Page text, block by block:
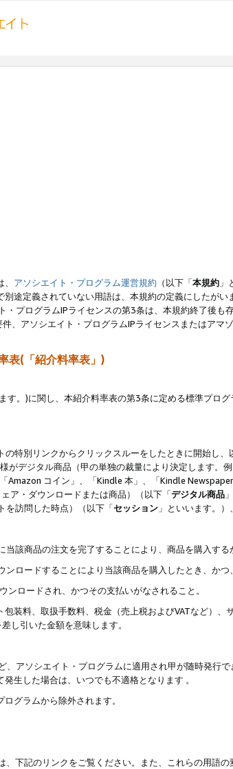
アソシエイト・プログラム運営規約 （以下「本規約 」
途定義されていない用語は、本規約の定義にしたがい
プログラムIPライセンスの第3条は、本規約終了後も
、アソシエイト・プログラムIPライセンスまたはアマ
表(「紹介料率表」)
す。)に関し、本紹介料率表の第3条に定める標準プログ
特別リンクからクリックスルーをしたときに開始し、
がデジタル商品（甲の単独の裁量により決定します。
Amazon コイン」、「Kindle 本」、「Kindle
ア・ダウンロードまたは商品）（以下「デジタル商品
を訪問した時点）（以下「セッション 」といいます。）、
該商品の注文を完了することにより、商品を購入する
ロードすることにより当該商品を購入したとき、かつ、
ロードされ、かつその支払いがなされること。
装料、取扱手数料、税金（売上税およびVATなど）、
し引いた金額を意味します。
アソシエイト・プログラムに適用され甲が随時発行
生した場合は、いつでも不適格となります 。
グラムから除外されます。
下記のリンクをご覧ください。また、これらの用語の